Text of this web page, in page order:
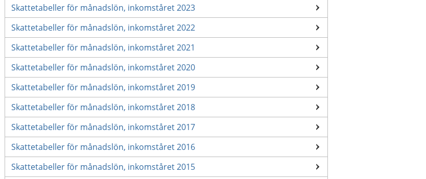
Skattetabeller för månadslön, inkomståret 2023
Skattetabeller för månadslön, inkomståret 2022
Skattetabeller för månadslön, inkomståret 2021
Skattetabeller för månadslön, inkomståret 2020
Skattetabeller för månadslön, inkomståret 2019
Skattetabeller för månadslön, inkomståret 2018
Skattetabeller för månadslön, inkomståret 2017
Skattetabeller för månadslön, inkomståret 2016
Skattetabeller för månadslön, inkomståret 2015